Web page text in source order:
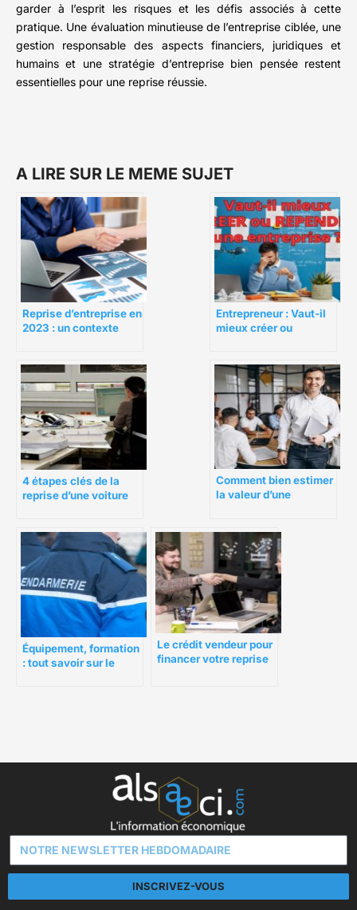
garder à l’esprit les risques et les défis associés à cette
pratique. Une évaluation minutieuse de l’entreprise ciblée, une
gestion responsable des aspects financiers, juridiques et
humains et une stratégie d’entreprise bien pensée restent
essentielles pour une reprise réussie.
A LIRE SUR LE MEME SUJET
Reprise d’entreprise en
2023 : un contexte
Entrepreneur : Vaut-il
mieux créer ou
4 étapes clés de la
reprise d’une voiture
Comment bien estimer
la valeur d’une
Équipement, formation
: tout savoir sur le
Le crédit vendeur pour
financer votre reprise
INSCRIVEZ-VOUS